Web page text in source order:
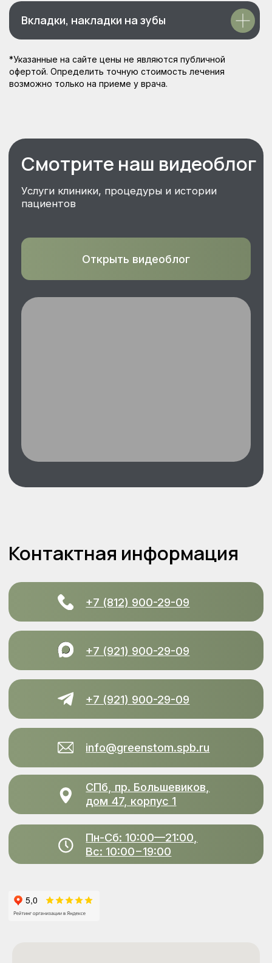
Вкладки, накладки на зубы
*Указанные на сайте цены не являются публичной
офертой. Определить точную стоимость лечения
возможно только на приеме у врача.
Rutube